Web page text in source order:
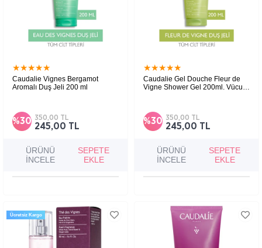
★★★★★
Caudalie Vignes Bergamot
Aromalı Duş Jeli 200 ml
%30
245,00 TL
350,00 TL
ÜRÜNÜ
İNCELE
SEPETE
EKLE
★★★★★
Caudalie Gel Douche Fleur de
Vigne Shower Gel 200ml. Vücut
%30
245,00 TL
350,00 TL
ÜRÜNÜ
İNCELE
SEPETE
EKLE
Ücretsiz Kargo